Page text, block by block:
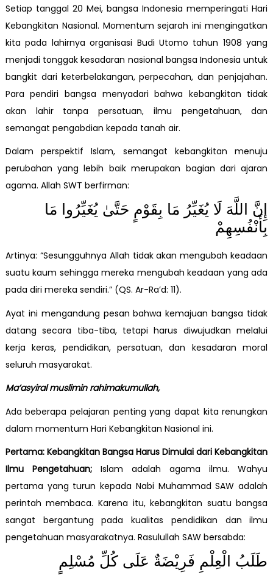
Setiap tanggal 20 Mei, bangsa Indonesia memperingati Hari
Kebangkitan Nasional. Momentum sejarah ini mengingatkan
kita pada lahirnya organisasi Budi Utomo tahun 1908 yang
menjadi tonggak kesadaran nasional bangsa Indonesia untuk
bangkit dari keterbelakangan, perpecahan, dan penjajahan.
Para pendiri bangsa menyadari bahwa kebangkitan tidak
akan lahir tanpa persatuan, ilmu pengetahuan, dan
semangat pengabdian kepada tanah air.
Dalam perspektif Islam, semangat kebangkitan menuju
perubahan yang lebih baik merupakan bagian dari ajaran
agama. Allah SWT berfirman:
إِنَّ اللَّهَ لَا يُغَيِّرُ مَا بِقَوْمٍ حَتَّىٰ يُغَيِّرُوا مَا
بِأَنْفُسِهِمْ
Artinya: “Sesungguhnya Allah tidak akan mengubah keadaan
suatu kaum sehingga mereka mengubah keadaan yang ada
pada diri mereka sendiri.” (QS. Ar-Ra’d: 11).
Ayat ini mengandung pesan bahwa kemajuan bangsa tidak
datang secara tiba-tiba, tetapi harus diwujudkan melalui
kerja keras, pendidikan, persatuan, dan kesadaran moral
seluruh masyarakat.
Ma’asyiral muslimin rahimakumullah,
Ada beberapa pelajaran penting yang dapat kita renungkan
dalam momentum Hari Kebangkitan Nasional ini.
Pertama: Kebangkitan Bangsa Harus Dimulai dari Kebangkitan
Ilmu Pengetahuan; Islam adalah agama ilmu. Wahyu
pertama yang turun kepada Nabi Muhammad SAW adalah
perintah membaca. Karena itu, kebangkitan suatu bangsa
sangat bergantung pada kualitas pendidikan dan ilmu
pengetahuan masyarakatnya. Rasulullah SAW bersabda:
طَلَبُ الْعِلْمِ فَرِيْضَةٌ عَلَى كُلِّ مُسْلِمٍ